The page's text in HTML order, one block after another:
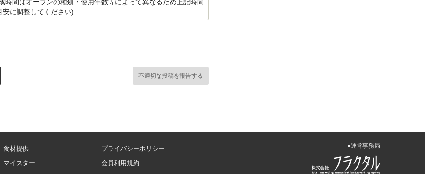
時間はオーブンの種類・使用年数等によって異なるため上記時間
安に調整してください)
不適切な投稿を報告する
食材提供
マイスター
プライバシーポリシー
会員利用規約
●運営事務局